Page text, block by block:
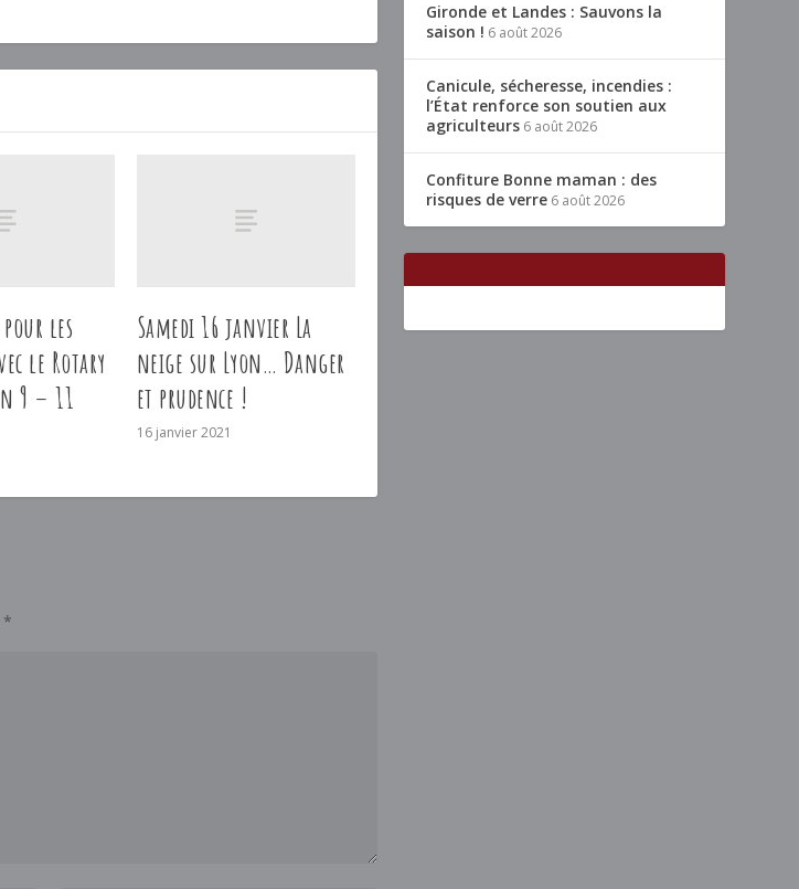
les
le Rotary
9 – 11
Samedi 16 janvier La
neige sur Lyon… Danger
et prudence !
16 janvier 2021
*
Gironde et Landes : Sauvons la
saison ! 6 août 2026
Canicule, sécheresse, incendies :
l’État renforce son soutien aux
agriculteurs 6 août 2026
Confiture Bonne maman : des
risques de verre 6 août 2026